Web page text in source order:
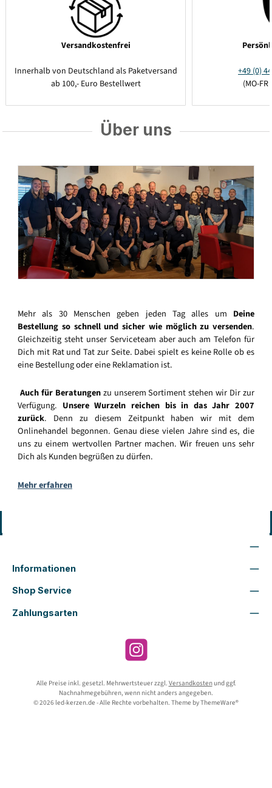
Versandkostenfrei
Innerhalb von Deutschland als Paketversand
ab 100,- Euro Bestellwert
+49 (0)
(MO-
Über uns
Mehr als 30 Menschen geben jeden Tag alles um Deine
Bestellung so schnell und sicher wie möglich zu versenden.
Gleichzeitig steht unser Serviceteam aber auch am Telefon für
Dich mit Rat und Tat zur Seite. Dabei spielt es keine Rolle ob es
eine Bestellung oder eine Reklamation ist.
Auch für Beratungenzu unserem Sortiment stehen wir Dir zur
Verfügung. Unsere Wurzeln reichen bis in das Jahr 2007
zurück. Denn zu diesem Zeitpunkt haben wir mit dem
Onlinehandel begonnen. Genau diese vielen Jahre sind es, die
uns zu einem wertvollen Partner machen. Wir freuen uns sehr
Dich als Kunden begrüßen zu dürfen.
Mehr erfahren
Informationen
Shop Service
Zahlungsarten
Instagram
Alle Preise inkl. gesetzl. Mehrwertsteuer zzgl. Versandkostenund ggf.
Nachnahmegebühren, wenn nicht anders angegeben.
© 2026 led-kerzen.de - Alle Rechte vorbehalten. Theme byThemeWare®